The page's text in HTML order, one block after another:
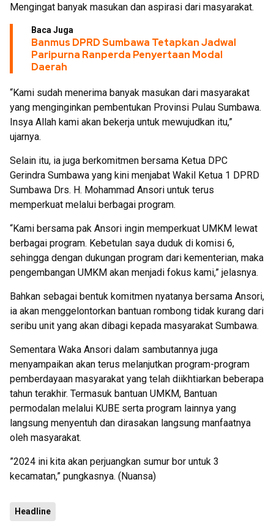
Mengingat banyak masukan dan aspirasi dari masyarakat.
Baca Juga
Banmus DPRD Sumbawa Tetapkan Jadwal
Paripurna Ranperda Penyertaan Modal
Daerah
“Kami sudah menerima banyak masukan dari masyarakat
yang menginginkan pembentukan Provinsi Pulau Sumbawa.
Insya Allah kami akan bekerja untuk mewujudkan itu,”
ujarnya.
Selain itu, ia juga berkomitmen bersama Ketua DPC
Gerindra Sumbawa yang kini menjabat Wakil Ketua 1 DPRD
Sumbawa Drs. H. Mohammad Ansori untuk terus
memperkuat melalui berbagai program.
“Kami bersama pak Ansori ingin memperkuat UMKM lewat
berbagai program. Kebetulan saya duduk di komisi 6,
sehingga dengan dukungan program dari kementerian, maka
pengembangan UMKM akan menjadi fokus kami,” jelasnya.
Bahkan sebagai bentuk komitmen nyatanya bersama Ansori,
ia akan menggelontorkan bantuan rombong tidak kurang dari
seribu unit yang akan dibagi kepada masyarakat Sumbawa.
Sementara Waka Ansori dalam sambutannya juga
menyampaikan akan terus melanjutkan program-program
pemberdayaan masyarakat yang telah diikhtiarkan beberapa
tahun terakhir. Termasuk bantuan UMKM, Bantuan
permodalan melalui KUBE serta program lainnya yang
langsung menyentuh dan dirasakan langsung manfaatnya
oleh masyarakat.
”2024 ini kita akan perjuangkan sumur bor untuk 3
kecamatan,” pungkasnya. (Nuansa)
Headline